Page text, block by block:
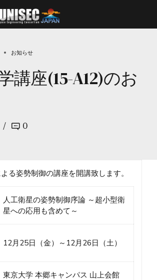
お知らせ
講座(15-A12)のお
0
る姿勢制御の講座を開講致します。
人工衛星の姿勢制御序論 ～超小型衛
星への応用も含めて～
12月25日（金）～12月26日（土）
東京大学 本郷キャンパス 山上会館